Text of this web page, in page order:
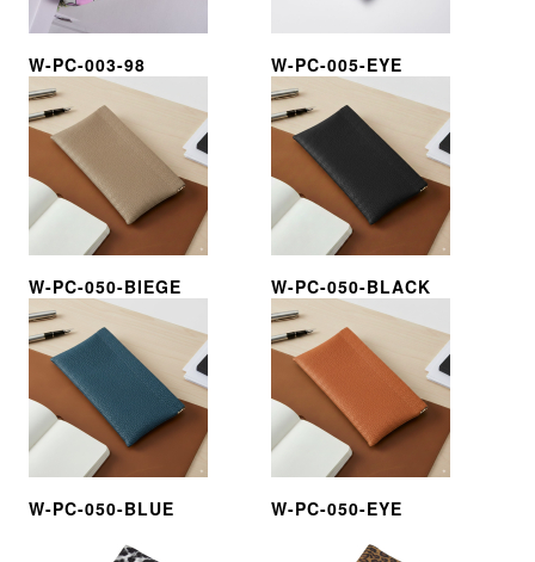
W-PC-003-98 W-PC-005-EYE
W-PC-050-BIEGE W-PC-050-BLACK
W-PC-050-BLUE W-PC-050-EYE